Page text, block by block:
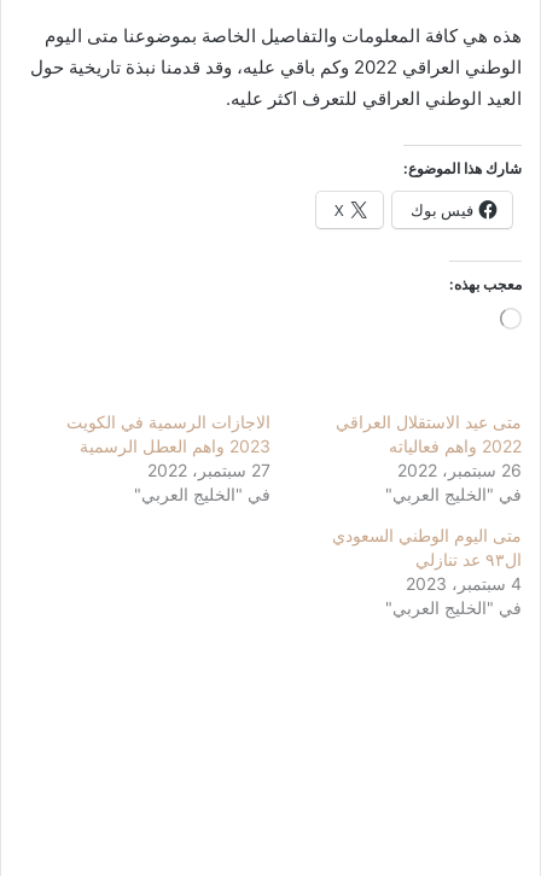
هذه هي كافة المعلومات والتفاصيل الخاصة بموضوعنا متى اليوم
الوطني العراقي 2022 وكم باقي عليه، وقد قدمنا نبذة تاريخية حول
العيد الوطني العراقي للتعرف اكثر عليه.
شارك هذا الموضوع:
فيس بوك X
معجب بهذه:
جاري
متى عيد الاستقلال العراقي
2022 واهم فعالياته
26 سبتمبر، 2022
في "الخليج العربي"
الاجازات الرسمية في الكويت
2023 واهم العطل الرسمية
27 سبتمبر، 2022
في "الخليج العربي"
متى اليوم الوطني السعودي
ال٩٣ عد تنازلي
4 سبتمبر، 2023
في "الخليج العربي"